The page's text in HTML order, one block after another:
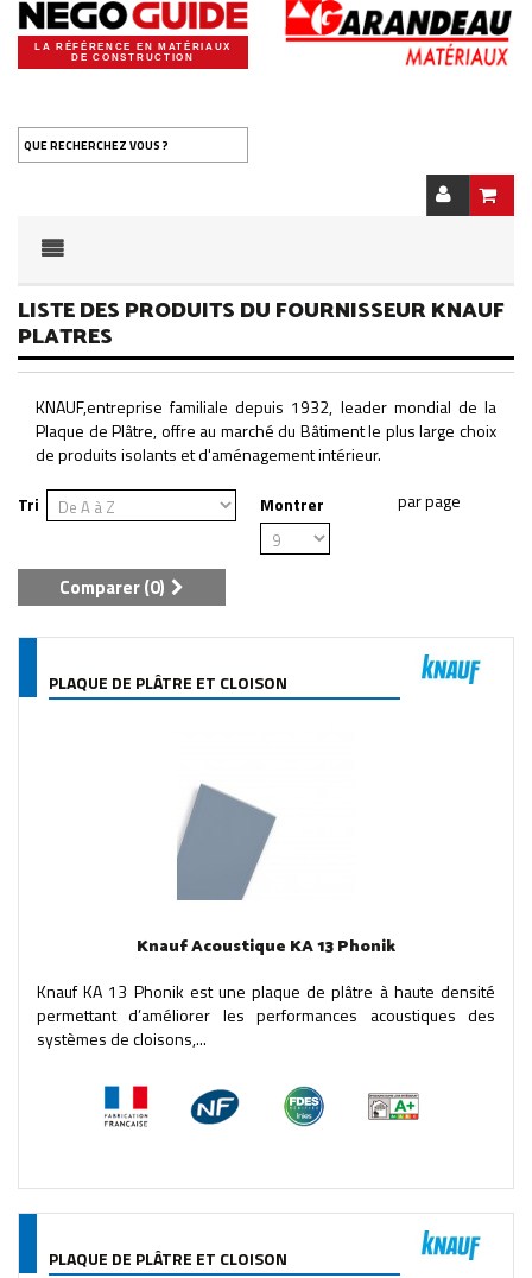
LA RÉFÉRENCE EN MATÉRIAUX
DE CONSTRUCTION
QUE RECHERCHEZ VOUS ?
LISTE DES PRODUITS DU FOURNISSEUR KNAUF
PLATRES
KNAUF,entreprise familiale depuis 1932, leader mondial de la
Plaque de Plâtre, offre au marché du Bâtiment le plus large choix
de produits isolants et d'aménagement intérieur.
Tri
Montrer
Comparer (0)
PLAQUE DE PLÂTRE ET CLOISON
Knauf Acoustique KA 13 Phonik
Knauf KA 13 Phonik est une plaque de plâtre à haute densité
permettant d’améliorer les performances acoustiques des
systèmes de cloisons,...
PLAQUE DE PLÂTRE ET CLOISON